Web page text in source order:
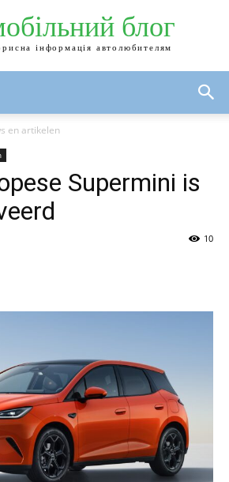
блог
інформація автолюбителям
en artikelen
Supermini is
10